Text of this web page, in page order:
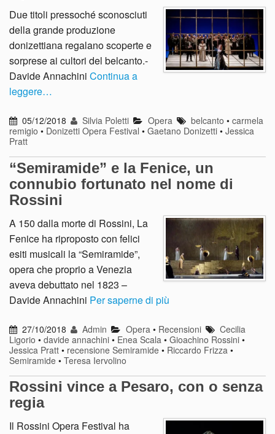
Due titoli pressoché sconosciuti
della grande produzione
donizettiana regalano scoperte e
sorprese ai cultori del belcanto.-
Davide Annachini Continua a
leggere…
05/12/2018 Silvia Poletti Opera belcanto • carmela
remigio • Donizetti Opera Festival • Gaetano Donizetti • Jessica
Pratt
“Semiramide” e la Fenice, un
connubio fortunato nel nome di
Rossini
A 150 dalla morte di Rossini, La
Fenice ha riproposto con felici
esiti musicali la “Semiramide”,
opera che proprio a Venezia
aveva debuttato nel 1823 –
Davide Annachini Per saperne di più
27/10/2018 Admin Opera • Recensioni
Cecilia
Ligorio • davide annachini • Enea Scala • Gioachino Rossini •
Jessica Pratt • recensione Semiramide • Riccardo Frizza •
Semiramide • Teresa Iervolino
Rossini vince a Pesaro, con o senza
regia
Il Rossini Opera Festival ha